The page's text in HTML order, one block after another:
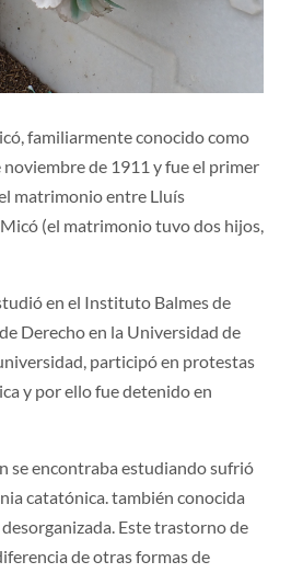
familiarmente conocido como
noviembre de 1911 y fue el primer
matrimonio entre Lluís
(el matrimonio tuvo dos hijos,
en el Instituto Balmes de
Derecho en la Universidad de
participó en protestas
y por ello fue detenido en
se encontraba estudiando sufrió
catatónica. también conocida
Este trastorno de
de otras formas de